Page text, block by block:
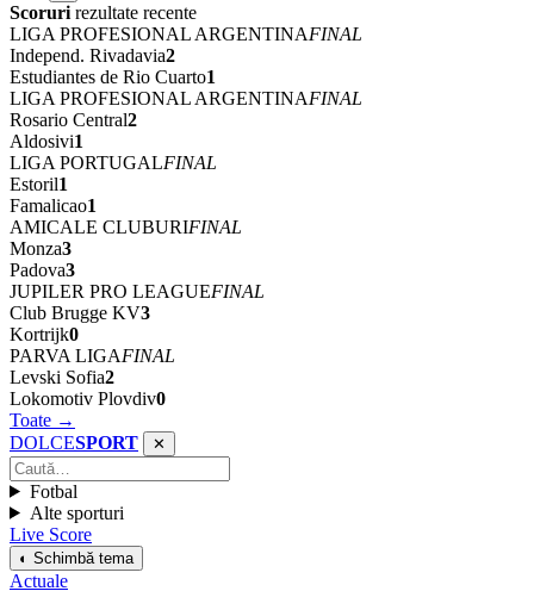
Scoruri rezultate recente
LIGA PROFESIONAL ARGENTINAFINAL
Independ. Rivadavia2
Estudiantes de Rio Cuarto1
LIGA PROFESIONAL ARGENTINAFINAL
Rosario Central2
Aldosivi1
LIGA PORTUGALFINAL
Estoril1
Famalicao1
AMICALE CLUBURIFINAL
Monza3
Padova3
JUPILER PRO LEAGUEFINAL
Club Brugge KV3
Kortrijk0
PARVA LIGAFINAL
Levski Sofia2
Lokomotiv Plovdiv0
Toate →
DOLCESPORT ✕
Fotbal
Alte sporturi
Live Score
◐ Schimbă tema
Actuale